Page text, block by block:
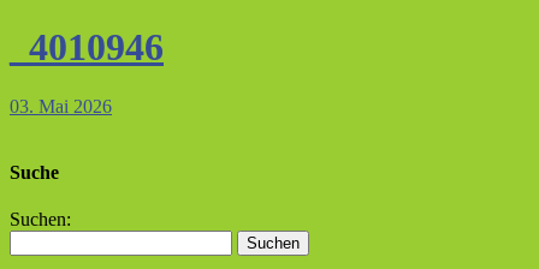
_4010946
03. Mai 2026
Suche
Suchen: